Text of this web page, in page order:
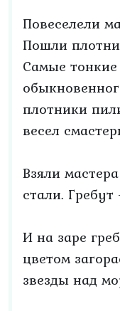
Повеселели
Пошли
Самые
плотники
весел
Взяли
стали.
И на заре
цветом
звезды над